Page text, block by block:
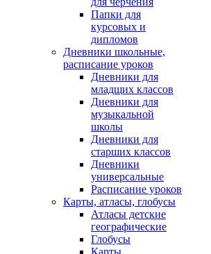
Папки для
курсовых и
дипломов
Дневники школьные,
расписание уроков
Дневники для
младщих классов
Дневники для
музыкальной
школы
Дневники для
старших классов
Дневники
универсальные
Расписание уроков
Карты, атласы, глобусы
Атласы детские
географические
Глобусы
Карты